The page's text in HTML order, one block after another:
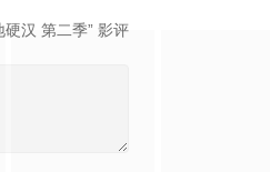
硬汉 第二季” 影评